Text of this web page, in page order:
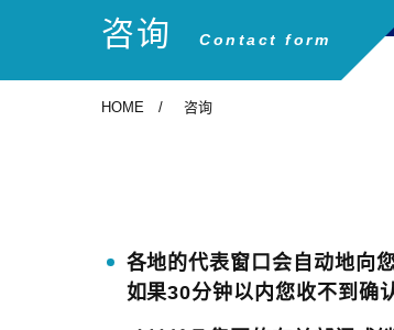
咨询 Contact form
HOME 咨询
各地的代表窗口会自动地向
如果30分钟以内您收不到确